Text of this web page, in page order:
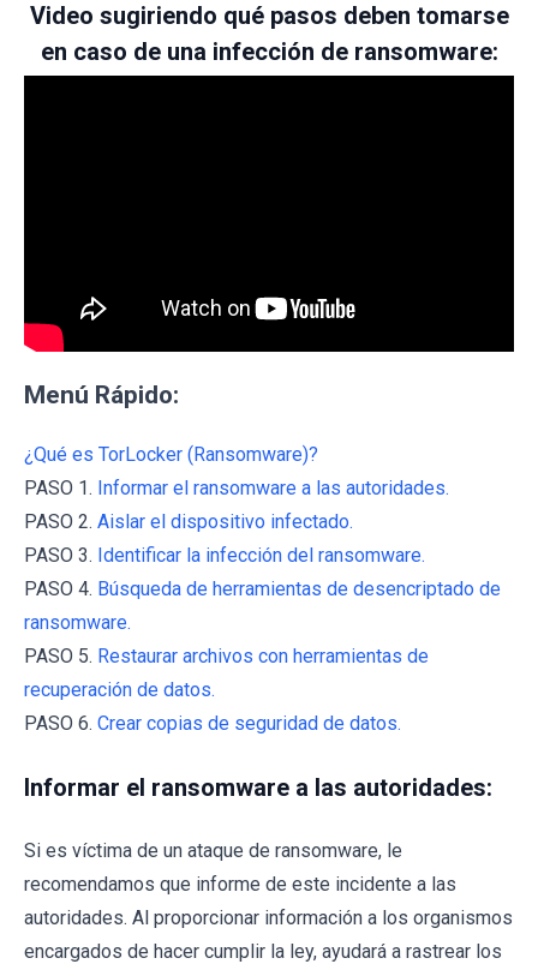
Video sugiriendo qué pasos deben tomarse
en caso de una infección de ransomware:
Menú Rápido:
¿Qué es TorLocker (Ransomware)?
PASO 1. Informar el ransomware a las autoridades.
PASO 2. Aislar el dispositivo infectado.
PASO 3. Identificar la infección del ransomware.
PASO 4. Búsqueda de herramientas de desencriptado de
ransomware.
PASO 5. Restaurar archivos con herramientas de
recuperación de datos.
PASO 6. Crear copias de seguridad de datos.
Informar el ransomware a las autoridades:
Si es víctima de un ataque de ransomware, le
recomendamos que informe de este incidente a las
autoridades. Al proporcionar información a los organismos
encargados de hacer cumplir la ley, ayudará a rastrear los